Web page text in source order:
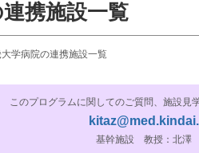
携施設一覧
学病院の連携施設一覧
このプログラムに関してのご質問、施設見
基幹施設 教授：北澤